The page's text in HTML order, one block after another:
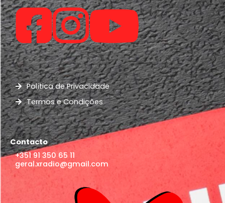
Política de Privacidade
Termos e Condições
Contacto
+351 91 350 65 11
geral.xradio@gmail.com